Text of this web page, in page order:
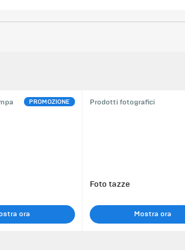
PROMOZIONE
ora
Prodotti fotografici
Foto tazze
Mostra ora